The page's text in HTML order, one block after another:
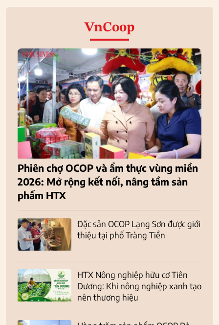
VnCoop
Phiên chợ OCOP và ẩm thực vùng miền
2026: Mở rộng kết nối, nâng tầm sản
phẩm HTX
Đặc sản OCOP Lạng Sơn được giới
thiệu tại phố Tràng Tiền
HTX Nông nghiệp hữu cơ Tiên
Dương: Khi nông nghiệp xanh tạo
nên thương hiệu